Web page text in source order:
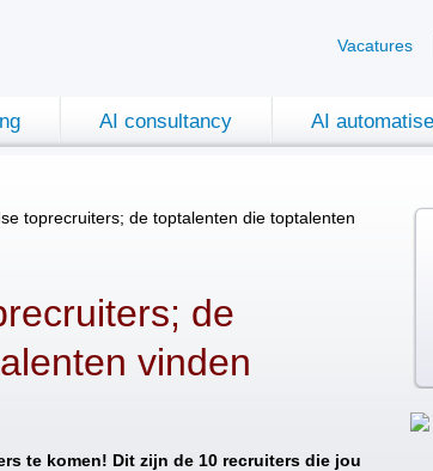
AI consultancy AI
Vacatures
toprecruiters; de toptalenten die toptalenten
de
vinden
te komen! Dit zijn de 10 recruiters die jou